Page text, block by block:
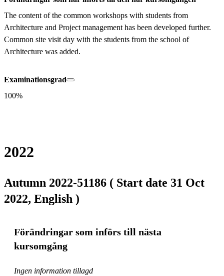
The content of the common workshops with students from
Architecture and Project management has been developed further.
Common site visit day with the students from the school of
Architecture was added.
Examinationsgrad
100%
2022
Autumn 2022-51186 ( Start date 31 Oct
2022, English )
Förändringar som införs till nästa
kursomgång
Ingen information tillagd